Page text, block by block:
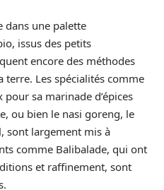
dans une palette
issus des petits
encore des méthodes
terre. Les spécialités comme
pour sa marinade d’épices
ou bien le nasi goreng, le
sont largement mis à
comme Balibalade, qui ont
et raffinement, sont